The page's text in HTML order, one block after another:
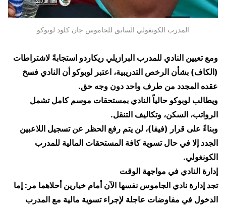
المدرب الكونغولي السابق للجاموس جان كلود لوبوكو
ومع تعيين النادي للمدرب البرازيلي ريكاردو استجابةً لاشتراطات
(الكاف) بشأن الرخص التدريبية، اعتبر لوبوكو أن النادي فسخ
عقده المجدد من طرف واحد دون وجه حق.
ويطالب لوبوكو حالياً النادي بمستحقات موسم كامل تشمل
الرواتب، السكن، وتكاليف التنقل.
وبناءً على قرار (فيفا)، لن يتم رفع الحظر عن تسجيل اللاعبين
الجدد إلا في حال تسوية كافة المستحقات المالية للمدرب
الكونغولي.
إدارة النادي في مواجهة الوقت
تجد إدارة نادي الجاموس نفسها الآن أمام خيارين أحلاهما مر: إما
الدخول في مفاوضات عاجلة لإجراء تسوية مالية مع المدرب